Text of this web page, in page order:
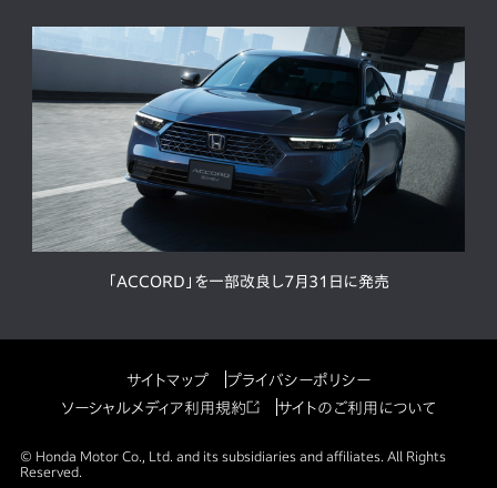
「ACCORD」を一部改良し7月31日に発売
サイトマップ
プライバシーポリシー
ソーシャルメディア利用規約
サイトのご利用について
© Honda Motor Co., Ltd. and its subsidiaries and affiliates. All Rights
Reserved.